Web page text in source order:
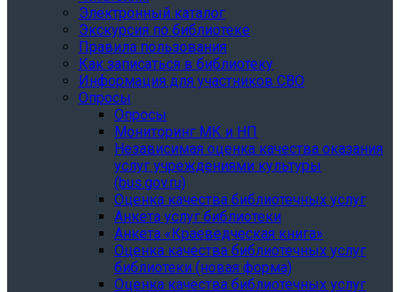
Электронный каталог
Экскурсия по библиотеке
Правила пользования
Как записаться в библиотеку
Информация для участников СВО
Опросы
Опросы
Мониторинг МК и НП
Независимая оценка качества оказания
услуг учреждениями культуры
(bus.gov.ru)
Оценка качества библиотечных услуг
Анкета услуг библиотеки
Анкета «Краеведческая книга»
Oценка качества библиотечных услуг
библиотеки (новая форма)
Oценка качества библиотечных услуг